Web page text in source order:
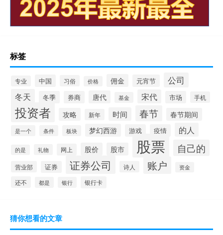
标签
专业 中国 习俗 价格 佣金 元宵节
公司
冬天
冬季 券商 唐代 基金 宋代 市场 手机
投资者 攻略 新年 时间 春节 春节期间
是一个 条件 板块 梦幻西游 游戏 疫情 的人
的是 礼物 网上 股价 股市 股票 自己的
营业部 证券 证券公司 诗人 账户 资金
还不 都是 银行 银行卡
猜你想看的文章